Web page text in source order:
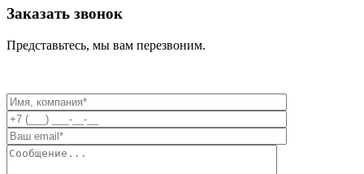
Заказать звонок
Представьтесь, мы вам перезвоним.